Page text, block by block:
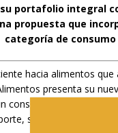
portafolio integral
propuesta que
categoría de consumo
hacia alimentos
presenta su
consumidor que hoy
sino a estilos de